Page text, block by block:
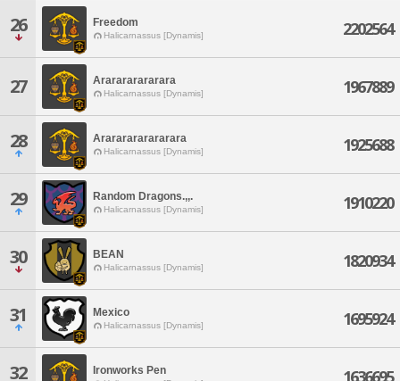
26 Freedom
Halicarnassus [Dynamis] 2202564
27 Ararararararara
Halicarnassus [Dynamis] 1967889
28 Arararararararara
Halicarnassus [Dynamis] 1925688
29 Random Dragons.,,.
Halicarnassus [Dynamis] 1910220
30 BEAN
Halicarnassus [Dynamis] 1820934
31 Mexico
Halicarnassus [Dynamis] 1695924
32 Ironworks Pen 1636695